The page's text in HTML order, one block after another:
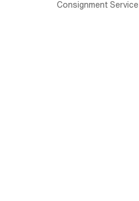
Consignment Service